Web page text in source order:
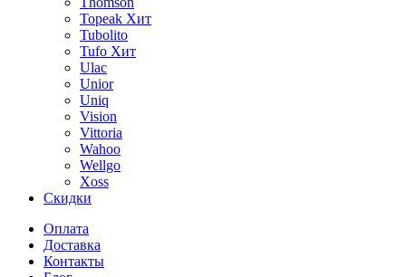
Topeak Хит
Tubolito
Tufo Хит
Ulac
Unior
Uniq
Vision
Vittoria
Wahoo
Wellgo
Xoss
Скидки
Оплата
Доставка
Контакты